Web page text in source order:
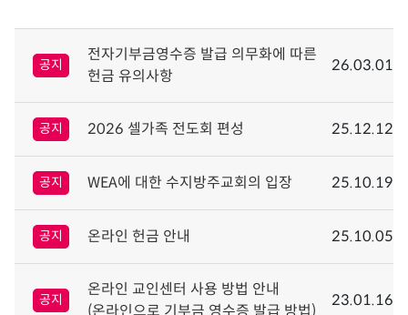
공지
전자기부금영수증 발급 의무화에 따른
헌금 유의사항
26.03.01
공지 2026 셀가족 전도회 편성 25.12.12
공지 WEA에 대한 수지방주교회의 입장 25.10.19
공지 온라인 헌금 안내 25.10.05
공지
온라인 교인센터 사용 방법 안내
(온라인으로 기부금 영수증 발급 방법)
23.01.16